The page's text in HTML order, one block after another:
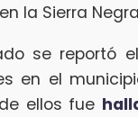
la Sierra
se reportó
en el
ellos fue